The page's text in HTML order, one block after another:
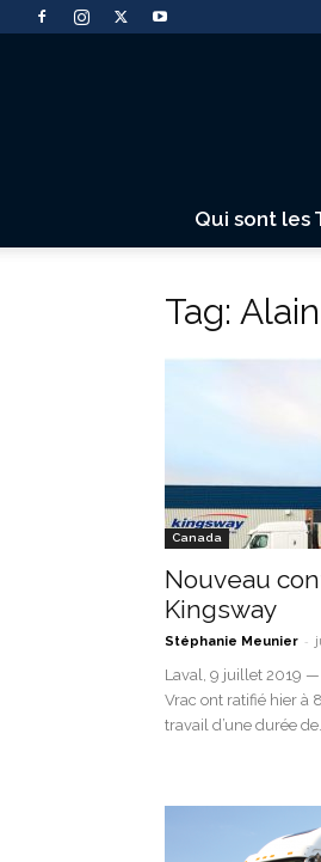
Qui sont les
Tag:
Canada
Nouveau
Kingsway
Stéphanie Meunier -
Laval, 9 juillet 2019
Vrac ont ratifié hier à
travail d’une durée de...